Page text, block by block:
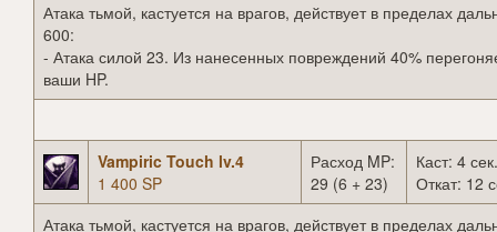
Атака тьмой, кастуется на врагов, действует в пределах
600:
- Атака силой 23. Из нанесенных повреждений 40%
ваши HP.
Vampiric Touch lv.4
1 400 SP
Расход MP:
29 (6 + 23)
Каст: 4 сек.
Откат: 12
Атака тьмой, кастуется на врагов, действует в пределах